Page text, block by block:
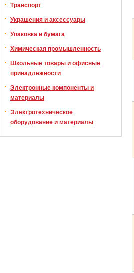
Транспорт
Украшения и аксессуары
Упаковка и бумага
Химическая промышленность
Школьные товары и офисные
принадлежности
Электронные компоненты и
материалы
Электротехническое
оборудование и материалы